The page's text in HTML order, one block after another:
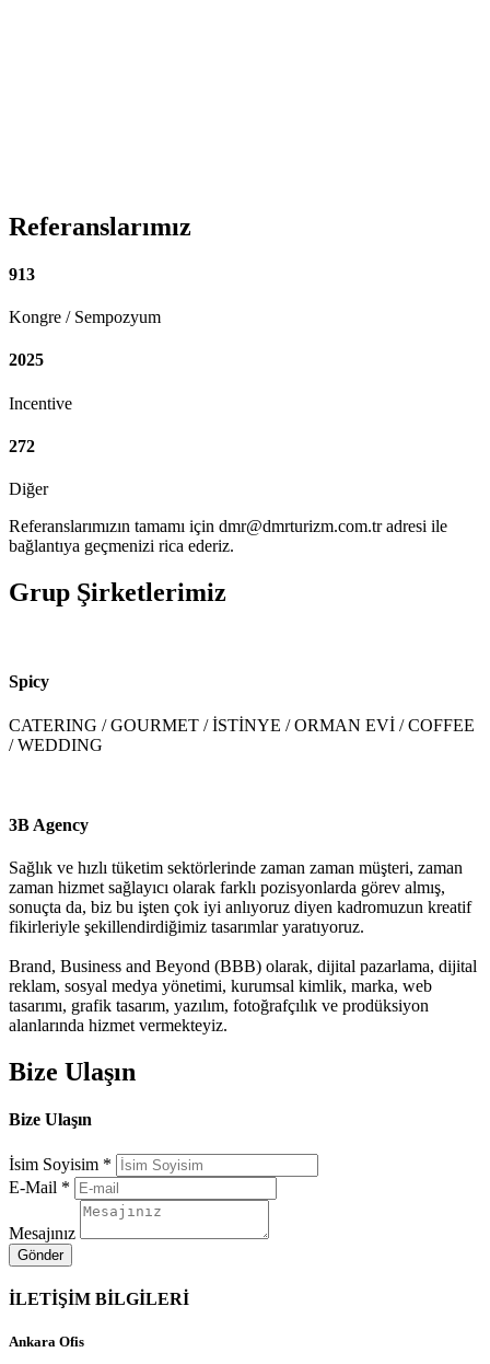
Referanslarımız
913
Kongre / Sempozyum
2025
Incentive
272
Diğer
Referanslarımızın tamamı için dmr@dmrturizm.com.tr adresi ile
bağlantıya geçmenizi rica ederiz.
Grup Şirketlerimiz
Spicy
CATERING / GOURMET / İSTİNYE / ORMAN EVİ / COFFEE
/ WEDDING
3B Agency
Sağlık ve hızlı tüketim sektörlerinde zaman zaman müşteri, zaman
zaman hizmet sağlayıcı olarak farklı pozisyonlarda görev almış,
sonuçta da, biz bu işten çok iyi anlıyoruz diyen kadromuzun kreatif
fikirleriyle şekillendirdiğimiz tasarımlar yaratıyoruz.
Brand, Business and Beyond (BBB) olarak, dijital pazarlama, dijital
reklam, sosyal medya yönetimi, kurumsal kimlik, marka, web
tasarımı, grafik tasarım, yazılım, fotoğrafçılık ve prodüksiyon
alanlarında hizmet vermekteyiz.
Bize Ulaşın
Bize Ulaşın
İsim Soyisim *
E-Mail *
Mesajınız
İLETİŞİM BİLGİLERİ
Ankara Ofis